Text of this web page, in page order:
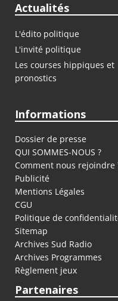
Actualités
L'édito politique
L'invité politique
Les courses hippiques et
pronostics
Informations
Dossier de presse
QUI SOMMES-NOUS ?
Comment nous rejoindre
Publicité
Mentions Légales
CGU
Politique de
Sitemap
Archives Sud Radio
Archives Programmes
Règlement jeux
Partenaires